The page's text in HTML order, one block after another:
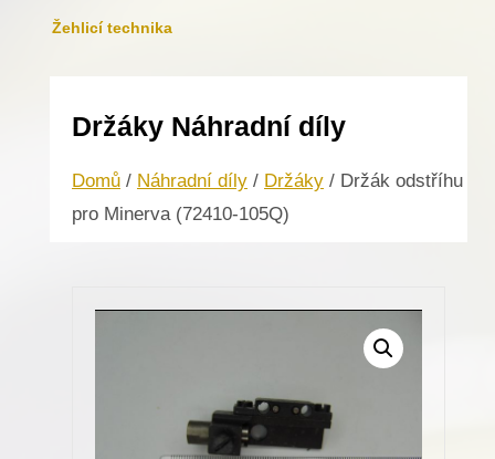
Žehlicí technika
Držáky Náhradní díly
Domů / Náhradní díly / Držáky / Držák odstříhu
pro Minerva (72410-105Q)